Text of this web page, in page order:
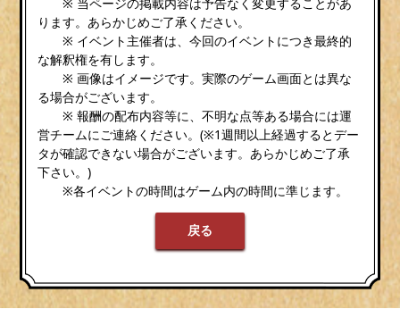
ります。あらかじめご了承ください。
※ イベント主催者は、今回のイベントにつき最終的
な解釈権を有します。
※ 画像はイメージです。実際のゲーム画面とは異な
る場合がございます。
※ 報酬の配布内容等に、不明な点等ある場合には運
営チームにご連絡ください。(※1週間以上経過するとデー
タが確認できない場合がございます。あらかじめご了承
下さい。)
※各イベントの時間はゲーム内の時間に準じます。
戻る